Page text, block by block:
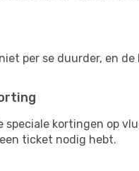
per se duurder, en
speciale kortingen op
ticket nodig hebt.